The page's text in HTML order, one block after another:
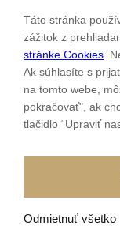
Kontakt
Sme rodinná
šperkov od roku
Pozrite sa na
Všetky práva
Táto stránka
zážitok z
stránke Cookies .
Ak súhlasíte s
na tomto webe,
pokračovať", ak
tlačidlo “Upraviť
Odmietnuť všetko